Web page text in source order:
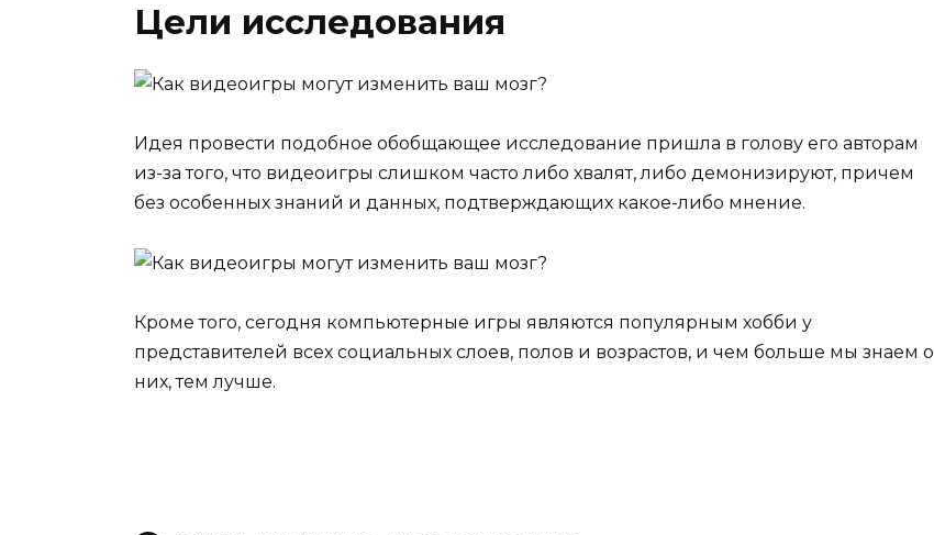
Цели исследования
Идея провести подобное обобщающее исследование пришла в голову его авторам
из-за того, что видеоигры слишком часто либо хвалят, либо демонизируют, причем
без особенных знаний и данных, подтверждающих какое-либо мнение.
Кроме того, сегодня компьютерные игры являются популярным хобби у
представителей всех социальных слоев, полов и возрастов, и чем больше мы знаем о
них, тем лучше.